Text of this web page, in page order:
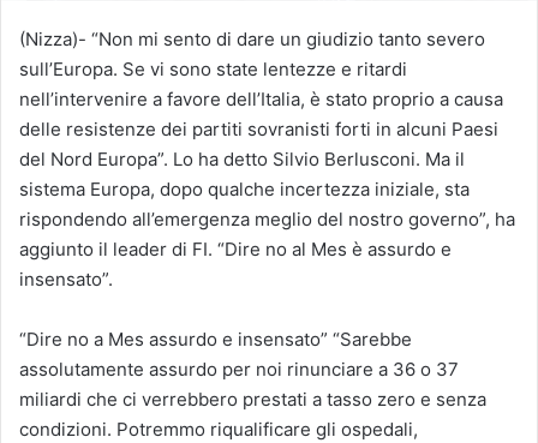
(Nizza)- “Non mi sento di dare un giudizio tanto severo
sull’Europa. Se vi sono state lentezze e ritardi
nell’intervenire a favore dell’Italia, è stato proprio a causa
delle resistenze dei partiti sovranisti forti in alcuni Paesi
del Nord Europa”. Lo ha detto Silvio Berlusconi. Ma il
sistema Europa, dopo qualche incertezza iniziale, sta
rispondendo all’emergenza meglio del nostro governo”, ha
aggiunto il leader di FI. “Dire no al Mes è assurdo e
insensato”.
“Dire no a Mes assurdo e insensato” “Sarebbe
assolutamente assurdo per noi rinunciare a 36 o 37
miliardi che ci verrebbero prestati a tasso zero e senza
condizioni. Potremmo riqualificare gli ospedali,